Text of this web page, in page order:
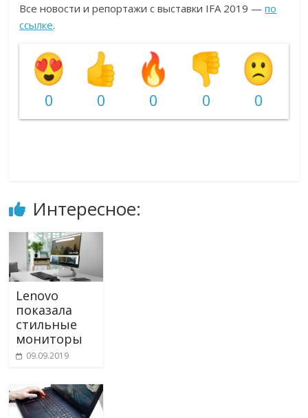
Все новости и репортажи с выставки IFA 2019 —по
ссылке.
0 0 0 0 0
Интересное:
Lenovo
показала
стильные
мониторы
09.09.2019